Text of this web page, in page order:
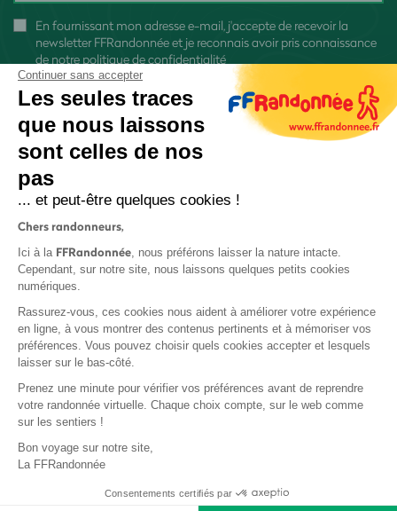
En fournissant mon adresse e-mail, j'accepte de recevoir la
newsletter FFRandonnée et je reconnais avoir pris connaissance
de notre politique de confidentialité
Protection des données
Politique de confidentialité
Base documentaire
Continuer sans accepter
Les seules traces
que nous laissons
sont celles de nos
pas
... et peut-être quelques cookies !
Chers randonneurs,
Ici à la FFRandonnée, nous préférons laisser la nature intacte.
Cependant, sur notre site, nous laissons quelques petits cookies
numériques.
Rassurez-vous, ces cookies nous aident à améliorer votre expérience
en ligne, à vous montrer des contenus pertinents et à mémoriser vos
préférences. Vous pouvez choisir quels cookies accepter et lesquels
laisser sur le bas-côté.
Prenez une minute pour vérifier vos préférences avant de reprendre
votre randonnée virtuelle. Chaque choix compte, sur le web comme
sur les sentiers !
Bon voyage sur notre site,
La FFRandonnée
Consentements certifiés par